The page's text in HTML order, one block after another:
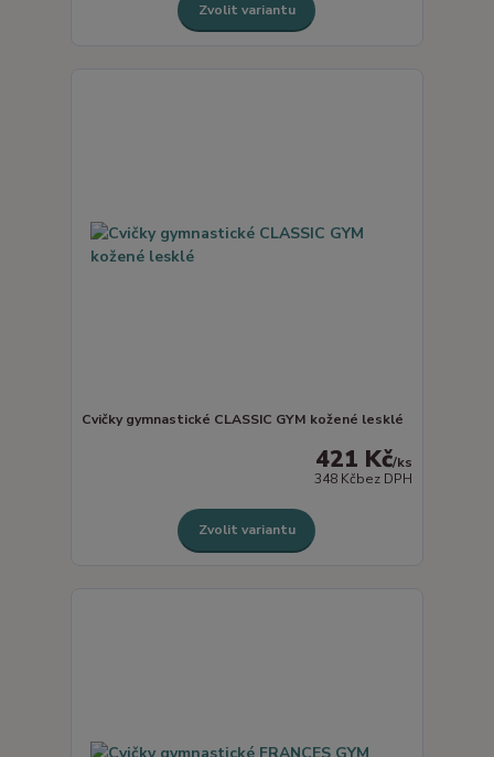
Zvolit variantu
Cvičky gymnastické CLASSIC GYM kožené lesklé
421 Kč/ks
348 Kčbez DPH
Zvolit variantu